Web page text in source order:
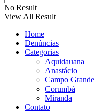
No Result
View All Result
Home
Denúncias
Categorias
Aquidauana
Anastácio
Campo Grande
Corumbá
Miranda
Contato